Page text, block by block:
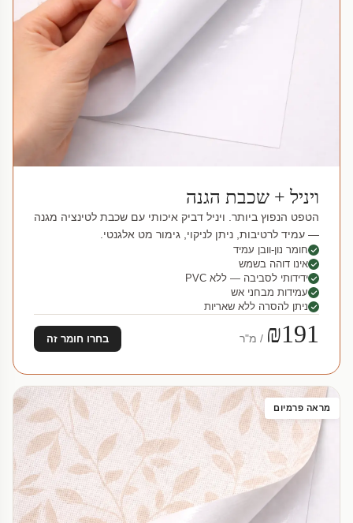
ויניל + שכבת הגנה
הטפט הנפוץ ביותר. ויניל דביק איכותי עם שכבת לטינציה מגנה
— עמיד לרטיבות, ניתן לניקוי, גימור מט אלגנטי.
חומר נון-וובן עמיד
אינו דוהה בשמש
ידידותי לסביבה — ללא PVC
עמידות מבחני אש
ניתן להסרה ללא שאריות
₪191 / מ"ר בחרו חומר זה
מראה פרמיום